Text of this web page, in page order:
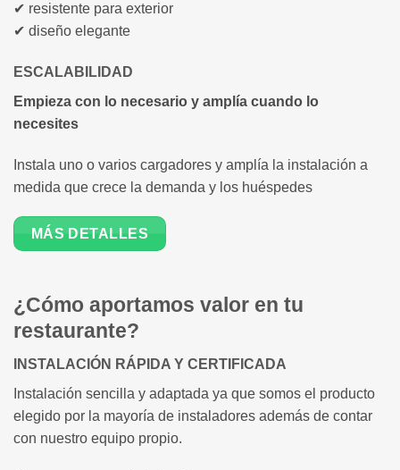
✔ resistente para exterior
✔ diseño elegante
ESCALABILIDAD
Empieza con lo necesario y amplía cuando lo
necesites
Instala uno o varios cargadores y amplía la instalación a
medida que crece la demanda y los huéspedes
MÁS DETALLES
¿Cómo aportamos valor en tu
restaurante?
INSTALACIÓN RÁPIDA Y CERTIFICADA
Instalación sencilla y adaptada ya que somos el producto
elegido por la mayoría de instaladores además de contar
con nuestro equipo propio.